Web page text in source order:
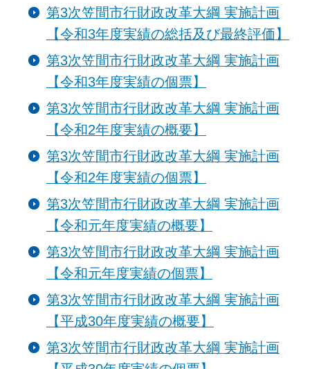
第3次笠間市行財政改革大綱 実施計画
【令和3年度実績の総括及び最終評価】
第3次笠間市行財政改革大綱 実施計画
【令和3年度実績の個票】
第3次笠間市行財政改革大綱 実施計画
【令和2年度実績の概要】
第3次笠間市行財政改革大綱 実施計画
【令和2年度実績の個票】
第3次笠間市行財政改革大綱 実施計画
【令和元年度実績の概要】
第3次笠間市行財政改革大綱 実施計画
【令和元年度実績の個票】
第3次笠間市行財政改革大綱 実施計画
【平成30年度実績の概要】
第3次笠間市行財政改革大綱 実施計画